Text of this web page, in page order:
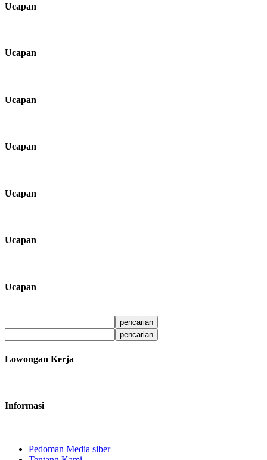
Ucapan
Ucapan
Ucapan
Ucapan
Ucapan
Ucapan
Ucapan
Lowongan Kerja
Informasi
Pedoman Media siber